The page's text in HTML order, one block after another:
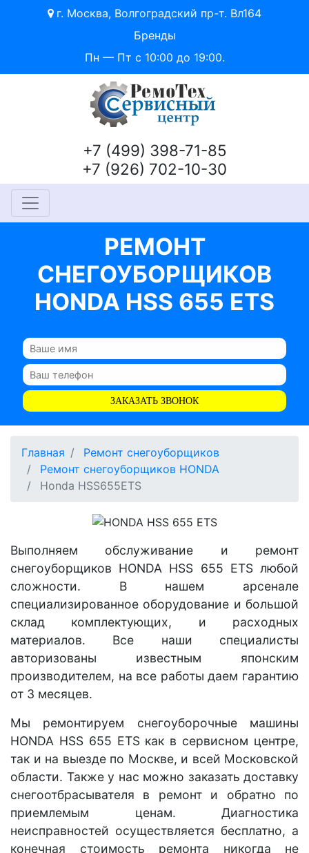
г. Москва, Волгоградский пр-т. Вл164
Бренды
Пн — Пт с 10:00 до 19:00.
+7 (499) 398-71-85
+7 (926) 702-10-30
РЕМОНТ
СНЕГОУБОРЩИКОВ
HONDA HSS 655 ETS
ЗАКАЗАТЬ ЗВОНОК
Главная
Ремонт снегоуборщиков
Ремонт снегоуборщиков HONDA
Honda HSS655ETS
Выполняем обслуживание и ремонт
снегоуборщиков HONDA HSS 655 ETS любой
сложности. В нашем арсенале
специализированное оборудование и большой
склад комплектующих, и расходных
материалов. Все наши специалисты
авторизованы известным японским
производителем, на все работы даем гарантию
от 3 месяцев.
Мы ремонтируем снегоуборочные машины
HONDA HSS 655 ETS как в сервисном центре,
так и на выезде по Москве, и всей Московской
области. Также у нас можно заказать доставку
снегоотбрасывателя в ремонт и обратно по
приемлемым ценам. Диагностика
неисправностей осуществляется бесплатно, а
конечная стоимость ремонта никогда не